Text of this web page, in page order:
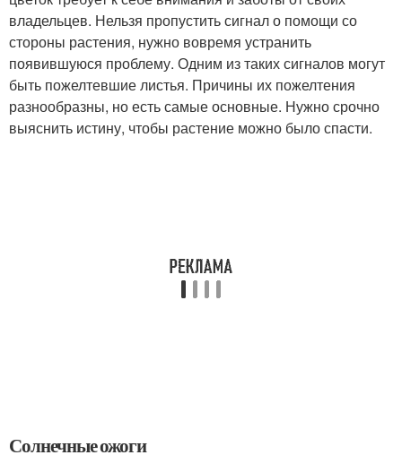
владельцев. Нельзя пропустить сигнал о помощи со
стороны растения, нужно вовремя устранить
появившуюся проблему. Одним из таких сигналов могут
быть пожелтевшие листья. Причины их пожелтения
разнообразны, но есть самые основные. Нужно срочно
выяснить истину, чтобы растение можно было спасти.
Солнечные ожоги